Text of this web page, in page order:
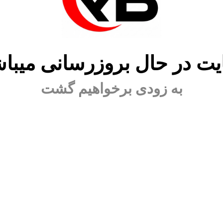
در حال بروزرسانی
به زودی برخواهیم گشت